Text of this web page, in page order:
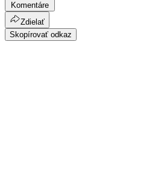
Komentáre
Zdielať
Skopírovať odkaz